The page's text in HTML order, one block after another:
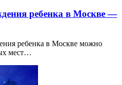
ребенка в Москве —
ребенка в Москве можно
мест…